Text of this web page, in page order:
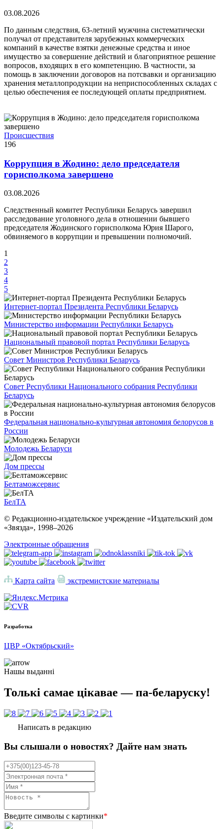
03.08.2026
По данным следствия, 63-летний мужчина систематически
получал от представителя зарубежных коммерческих
компаний в качестве взятки денежные средства и иное
имущество за совершение действий и благоприятное решение
вопросов, входящих в его компетенцию. В частности, за
помощь в заключении договоров на потсвавки и организацию
хранения металлопродукции на неприспособленных складах с
целью обеспечения ее последующей оплаты предприятием.
Происшествия
196
Коррупция в Жодино: дело председателя
горисполкома завершено
03.08.2026
Следственный комитет Республики Беларусь завершил
расследование уголовного дела в отношении бывшего
председателя Жодинского горисполкома Юрия Шарого,
обвиняемого в коррупции и превышении полномочий.
1
2
3
4
5
Интернет-портал Президента Республики Беларусь
Министерство информации Республики Беларусь
Национальный правовой портал Республики Беларусь
Совет Министров Республики Беларусь
Совет Республики Национального собрания Республики
Беларусь
Федеральная национально-культурная автономия белорусов в
России
Молодежь Беларуси
Дом прессы
Белтаможсервис
БелТА
© Редакционно-издательское учреждение «Издательский дом
«Звязда», 1998–2026
Электронные обращения
Карта сайта экстремистские материалы
Разработка
ЦВР «Октябрьский»
Нашы выданні
Толькі самае цікавае — па-беларуску!
Написать в редакцию
Вы слышали о новостях? Дайте нам знать
Введите символы с картинки*